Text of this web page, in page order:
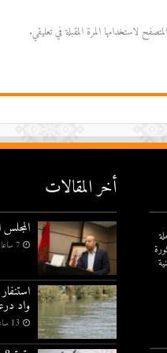
لاستخدامها المرة المقبلة في تعليقي.
أخر المقالات
7 ساعات ago
واد
13 ساعة ago